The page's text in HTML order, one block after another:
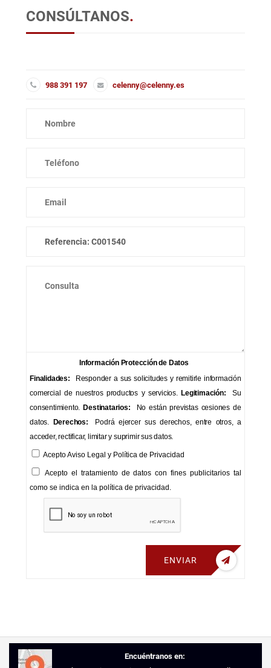
CONSÚLTANOS.
988 391 197 celenny@celenny.es
Información Protección de Datos
Finalidades:
Responder a sus solicitudes y remitirle información
comercial de nuestros productos y servicios. Legitimación:
Su
consentimiento. Destinatarios:
No están previstas cesiones de
datos.
Derechos:
Podrá ejercer sus derechos, entre otros, a
acceder, rectificar, limitar y suprimir sus datos.
AceptoAviso Legal y Política de Privacidad
Acepto el tratamiento de datos con fines publicitarios tal
como se indica en la política de privacidad.
ENVIAR
Encuéntranos en: